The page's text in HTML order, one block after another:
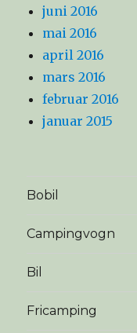
juni 2016
mai 2016
april 2016
mars 2016
februar 2016
januar 2015
Bobil
Campingvogn
Bil
Fricamping